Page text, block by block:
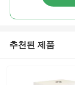
추천된 제품